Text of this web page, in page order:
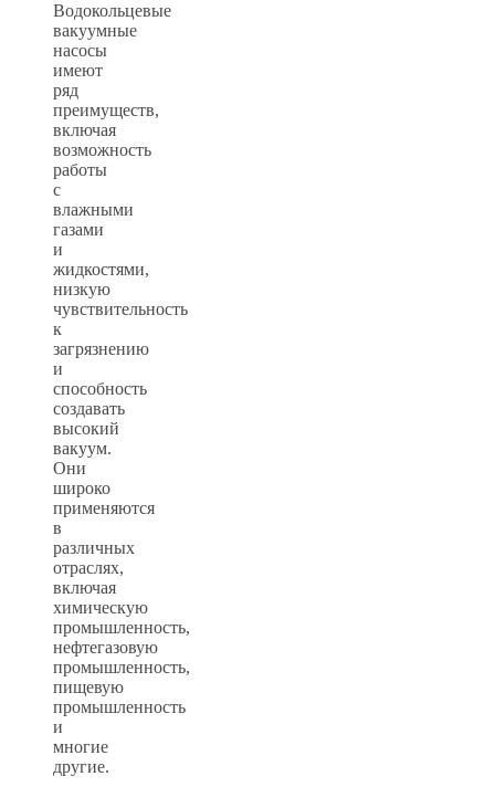
Водокольцевые
вакуумные
насосы
имеют
ряд
преимуществ,
включая
возможность
работы
с
влажными
газами
и
жидкостями,
низкую
чувствительность
к
загрязнению
и
способность
создавать
высокий
вакуум.
Они
широко
применяются
в
различных
отраслях,
включая
химическую
промышленность,
нефтегазовую
промышленность,
пищевую
промышленность
и
многие
другие.